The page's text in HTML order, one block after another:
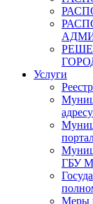
Услуги
ГБУ
Меры